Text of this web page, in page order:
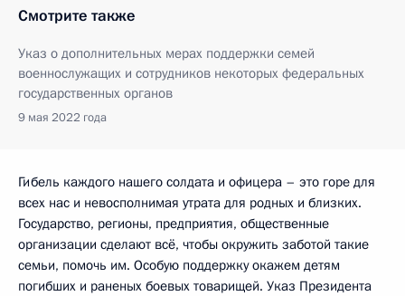
Смотрите также
Указ о дополнительных мерах поддержки семей
военнослужащих и сотрудников некоторых федеральных
государственных органов
9 мая 2022 года
Гибель каждого нашего солдата и офицера – это горе для
всех нас и невосполнимая утрата для родных и близких.
Государство, регионы, предприятия, общественные
организации сделают всё, чтобы окружить заботой такие
семьи, помочь им. Особую поддержку окажем детям
погибших и раненых боевых товарищей. Указ Президента